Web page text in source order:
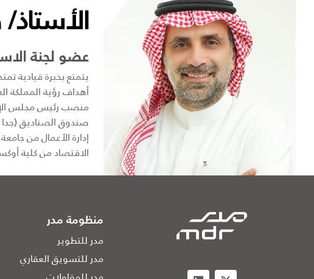
عضو لجنة
منصب رئيس مجلس
إدارة الأعمال من
الاقتصاد من كلية
منظومة مدر
مدر للتطوير
مدر للتسويق العقاري